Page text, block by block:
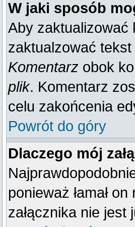
W jaki sposób
Aby zaktualizować
zaktualzować tekst
Komentarz obok
plik. Komentarz
celu zakońcenia
Powrót do góry
Dlaczego mój
ponieważ łamał
załącznika nie